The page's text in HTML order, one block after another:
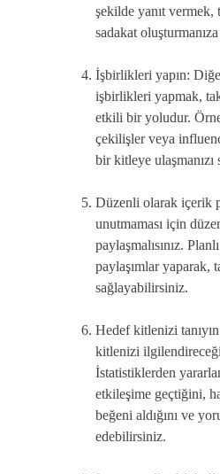
şekilde yanıt vermek,
sadakat
İşbirlikleri yapın:
işbirlikleri yapmak,
etkili bir yoludur.
çekilişler veya
bir kitleye ulaşmanızı
Düzenli olarak içerik
unutmaması için
paylaşmalısınız.
paylaşımlar
sağlayabilirsiniz.
Hedef kitlenizi
kitlenizi
İstatistiklerden
etkileşime geçtiğini,
beğeni aldığını ve
edebilirsiniz.